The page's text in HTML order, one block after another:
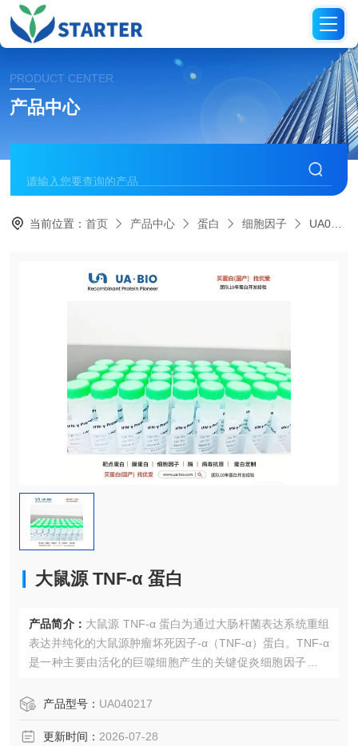
PRODUCT CENTER
产品中心
当前位置：首页 产品中心 蛋白 细胞因子 UA040217大鼠源 TNF-α 蛋白
大鼠源 TNF-α 蛋白
产品简介： 大鼠源 TNF-α 蛋白为通过大肠杆菌表达系统重组
表达并纯化的大鼠源肿瘤坏死因子-α（TNF-α）蛋白。TNF-α
是一种主要由活化的巨噬细胞产生的关键促炎细胞因子，通
导细胞凋亡、介导炎症反应以及抗肿瘤免疫中发挥核心作
免疫学、炎症及相关疾病研究。
产品型号： UA040217
更新时间： 2026-07-28